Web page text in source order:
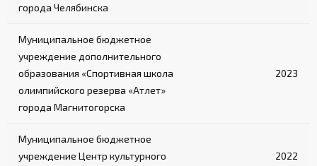
города Челябинска
Муниципальное бюджетное
учреждение дополнительного
образования «Спортивная школа
олимпийского резерва «Атлет»
города Магнитогорска
2023
Муниципальное бюджетное
учреждение Центр культурного
2022